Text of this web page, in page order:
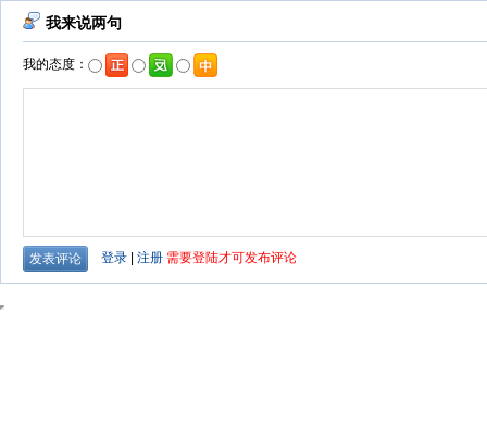
我来说两句
我的态度：
登录 注册 需要登陆才可发布评论